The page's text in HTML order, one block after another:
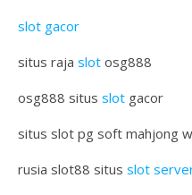
slot gacor
situs raja slot osg888
osg888 situs slot gacor
situs slot pg soft mahjong
rusia slot88 situs slot